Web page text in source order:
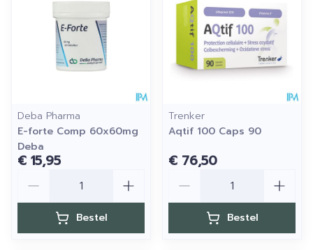
Deba Pharma
E-forte Comp 60x60mg
Deba
€ 15,95
Bestel
Trenker
Aqtif 100 Caps 90
€ 76,50
Bestel